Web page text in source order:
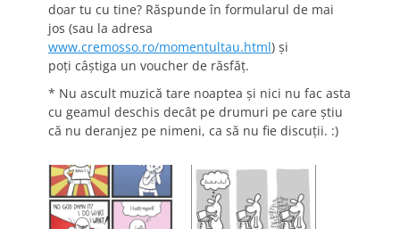
doar tu cu tine? Răspunde în formularul de mai
jos (sau la adresa
www.cremosso.ro/momentultau.html) și
poți câștiga un voucher de răsfăț.
* Nu ascult muzică tare noaptea și nici nu fac asta
cu geamul deschis decât pe drumuri pe care știu
că nu deranjez pe nimeni, ca să nu fie discuții. :)